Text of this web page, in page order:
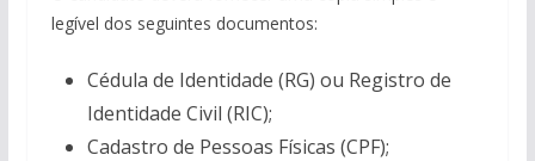
legível dos seguintes documentos:
Cédula de Identidade (RG) ou Registro de
Identidade Civil (RIC);
Cadastro de Pessoas Físicas (CPF);